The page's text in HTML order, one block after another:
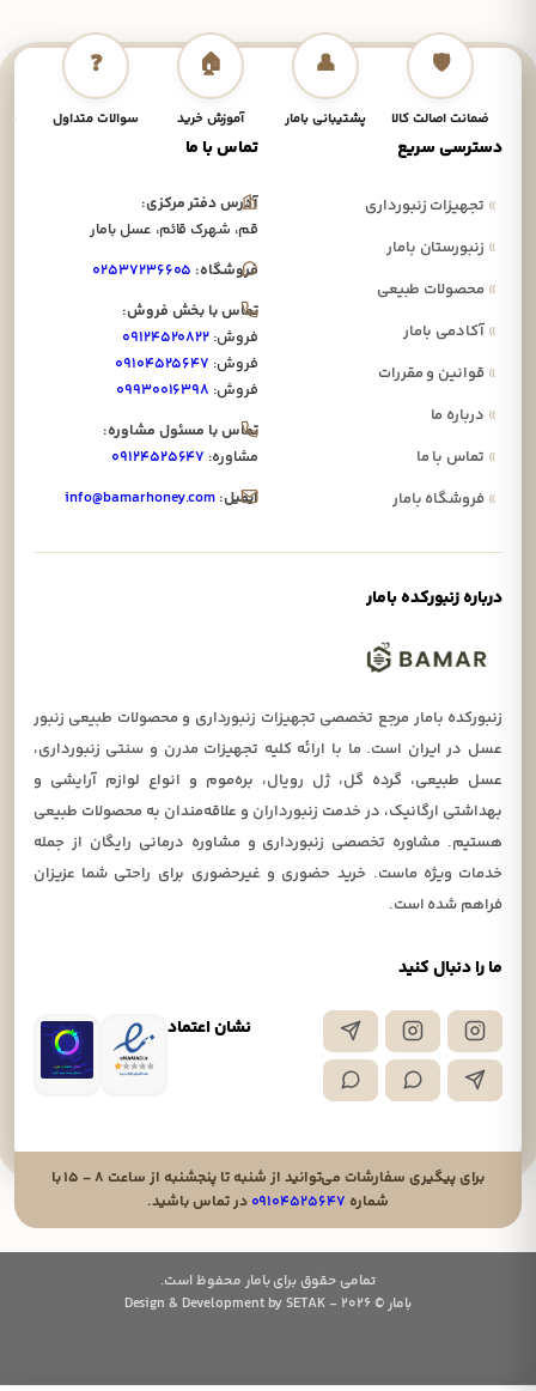
🛡️
ضمانت اصالت کالا
👤
پشتیبانی بامار
🏠
آموزش خرید
❓
سوالات متداول
ما را دنبال کنید
نشان اعتماد
دسترسی سریع
»تجهیزات زنبورداری
»زنبورستان بامار
»محصولات طبیعی
»آکادمی بامار
»قوانین و مقررات
»درباره ما
»تماس با ما
»فروشگاه بامار
تماس با ما
آدرس دفتر مرکزی:
قم، شهرک قائم، عسل بامار
فروشگاه: ۰۲۵۳۷۲۳۶۶۰۵
تماس با بخش فروش:
فروش: ۰۹۱۲۴۵۲۰۸۲۲
فروش: ۰۹۱۰۴۵۲۵۶۴۷
فروش: ۰۹۹۳۰۰۱۶۳۹۸
تماس با مسئول مشاوره:
مشاوره: ۰۹۱۲۴۵۲۵۶۴۷
ایمیل: info@bamarhoney.com
درباره زنبورکده بامار
زنبورکده بامار مرجع تخصصی تجهیزات زنبورداری و محصولات طبیعی زنبور
عسل در ایران است. ما با ارائه کلیه تجهیزات مدرن و سنتی زنبورداری،
عسل طبیعی، گرده گل، ژل رویال، بره‌موم و انواع لوازم آرایشی و
بهداشتی ارگانیک، در خدمت زنبورداران و علاقه‌مندان به محصولات طبیعی
هستیم. مشاوره تخصصی زنبورداری و مشاوره درمانی رایگان از جمله
خدمات ویژه ماست. خرید حضوری و غیرحضوری برای راحتی شما عزیزان
فراهم شده است.
برای پیگیری سفارشات می‌توانید از شنبه تا پنجشنبه از ساعت ۸ - ۱۵ با
شماره ۰۹۱۰۴۵۲۵۶۴۷در تماس باشید.
تمامی حقوق برای بامار محفوظ است.
بامار © 2026 - Design & Development by SETAK